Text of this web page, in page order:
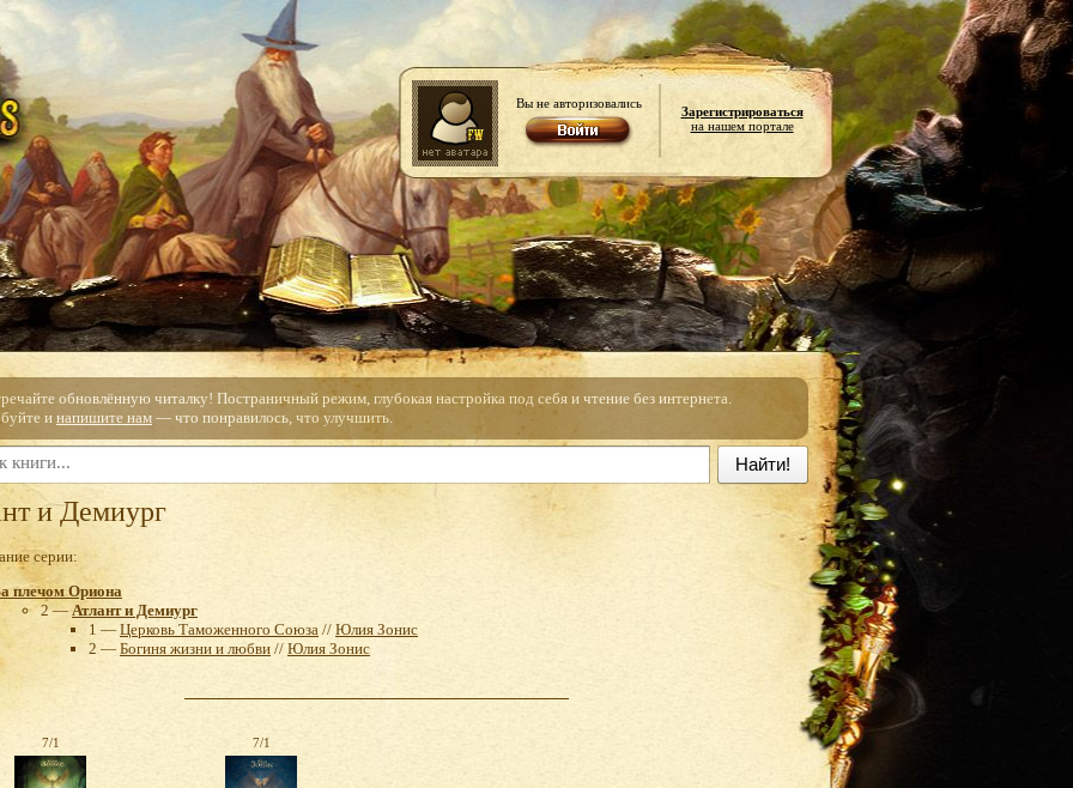
Вы не авторизовались
Зарегистрироваться
на нашем портале
обновлённую читалку! Постраничный режим, глубокая настройка под себя и чтение без интернета.
и напишите нам — что понравилось, что улучшить.
Найти!
и Демиург
серии:
плечом Ориона
2 — Атлант и Демиург
1 — Церковь Таможенного Союза // Юлия Зонис
2 — Богиня жизни и любви // Юлия Зонис
7/1 7/1